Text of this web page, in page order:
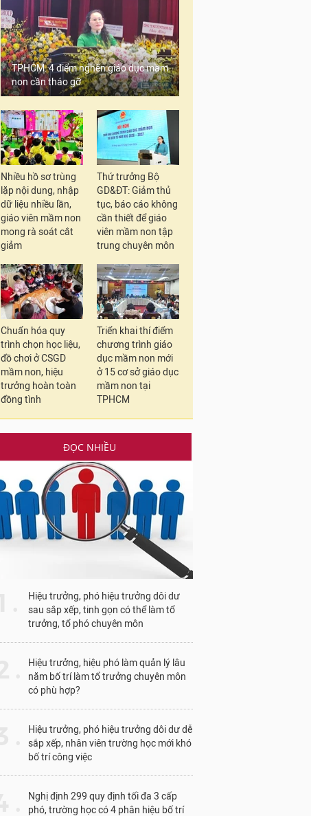
TPHCM: 4 điểm nghẽn giáo dục mầm
non cần tháo gỡ
Nhiều hồ sơ trùng
lặp nội dung, nhập
dữ liệu nhiều lần,
giáo viên mầm non
mong rà soát cắt
giảm
Thứ trưởng Bộ
GD&ĐT: Giảm thủ
tục, báo cáo không
cần thiết để giáo
viên mầm non tập
trung chuyên môn
Chuẩn hóa quy
trình chọn học liệu,
đồ chơi ở CSGD
mầm non, hiệu
trưởng hoàn toàn
đồng tình
Triển khai thí điểm
chương trình giáo
dục mầm non mới
ở 15 cơ sở giáo dục
mầm non tại
TPHCM
ĐỌC NHIỀU
Hiệu trưởng, phó hiệu trưởng dôi dư
sau sắp xếp, tinh gọn có thể làm tổ
trưởng, tổ phó chuyên môn
Hiệu trưởng, hiệu phó làm quản lý lâu
năm bố trí làm tổ trưởng chuyên môn
có phù hợp?
Hiệu trưởng, phó hiệu trưởng dôi dư dễ
sắp xếp, nhân viên trường học mới khó
bố trí công việc
Nghị định 299 quy định tối đa 3 cấp
phó, trường học có 4 phân hiệu bố trí